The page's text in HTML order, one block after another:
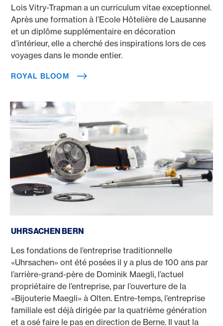
Lois Vitry-Trapman a un curriculum vitae exceptionnel.
Après une formation à l’Ecole Hôtelière de Lausanne
et un diplôme supplémentaire en décoration
d’intérieur, elle a cherché des inspirations lors de ces
voyages dans le monde entier.
ROYAL BLOOM
UHRSACHEN BERN
Les fondations de l’entreprise traditionnelle
«Uhrsachen» ont été posées il y a plus de 100 ans par
l’arrière-grand-père de Dominik Maegli, l’actuel
propriétaire de l’entreprise, par l’ouverture de la
«Bijouterie Maegli» à Olten. Entre-temps, l’entreprise
familiale est déjà dirigée par la quatrième génération
et a osé faire le pas en direction de Berne. Il vaut la